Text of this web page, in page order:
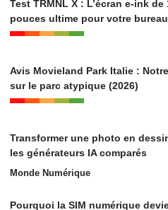
Test TRMNL X : L’écran e-ink de
pouces ultime pour votre bureau
Avis Movieland Park Italie :
sur le parc atypique (2026)
Transformer une photo en
les générateurs IA comparés
Monde Numérique
Pourquoi la SIM numérique